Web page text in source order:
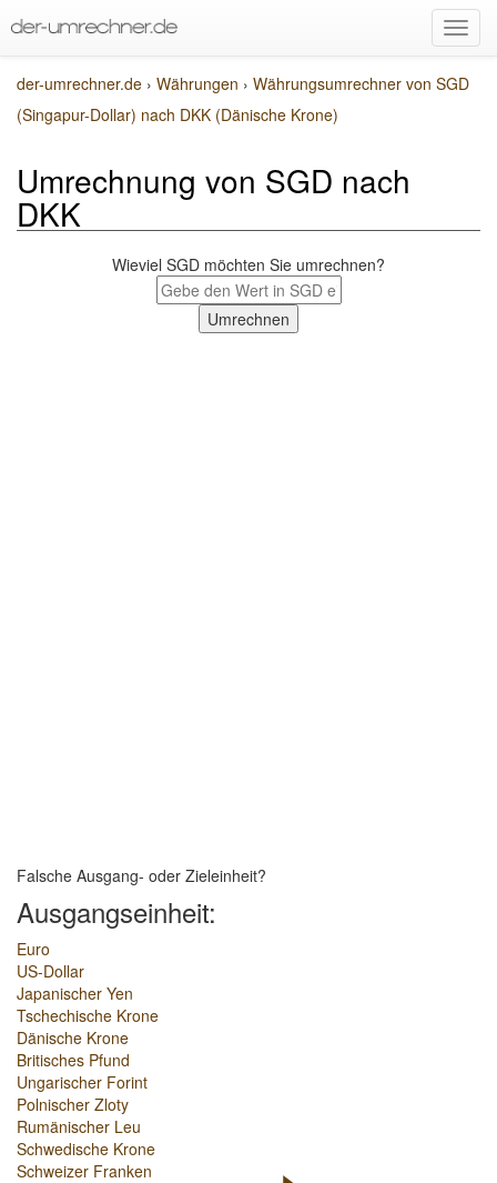
der-umrechner.de › Währungen › Währungsumrechner von SGD
(Singapur-Dollar) nach DKK (Dänische Krone)
Umrechnung von SGD nach
DKK
Wieviel SGD möchten Sie umrechnen?
Falsche Ausgang- oder Zieleinheit?
Ausgangseinheit:
Euro
US-Dollar
Japanischer Yen
Tschechische Krone
Dänische Krone
Britisches Pfund
Ungarischer Forint
Polnischer Zloty
Rumänischer Leu
Schwedische Krone
Schweizer Franken